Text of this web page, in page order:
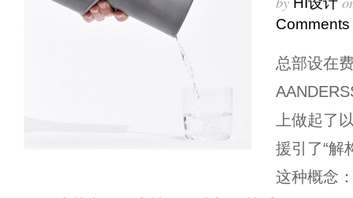
Comments
总部设在
上做起了
援引了“解
这种概念